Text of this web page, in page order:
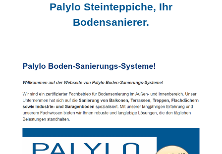
Palylo Steinteppiche, Ihr
Bodensanierer.